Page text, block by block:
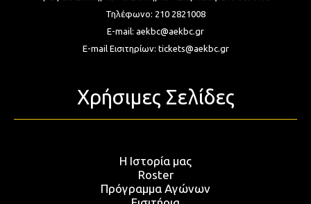
Τηλέφωνο: 210 2821008
E-mail: aekbc@aekbc.gr
E-mail Εισιτηρίων: tickets@aekbc.gr
Χρήσιμες Σελίδες
Η Ιστορία μας
Roster
Πρόγραμμα Αγώνων